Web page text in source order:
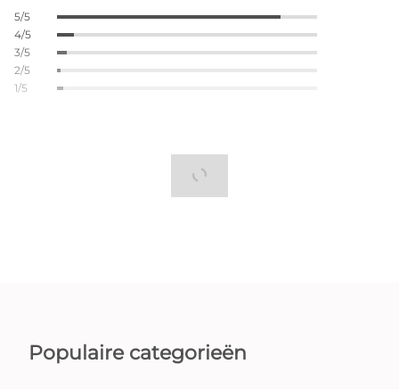
5/5
4/5
3/5
2/5
1/5
Populaire categorieën